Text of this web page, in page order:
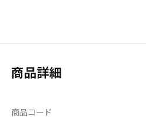
商品詳細
商品コード